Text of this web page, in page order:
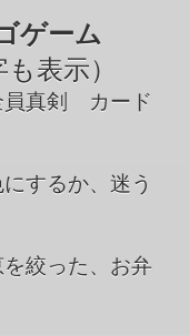
ゲーム
表示）
剣 カード
るか、迷う
った、お弁